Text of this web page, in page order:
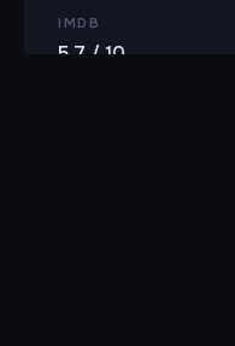
IMDB
5.7 / 10